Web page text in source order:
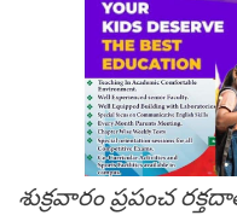
శుక్రవారం ప్రపంచ